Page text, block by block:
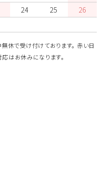
24 25
26
休で受け付けております。 赤い日
はお休みになります。